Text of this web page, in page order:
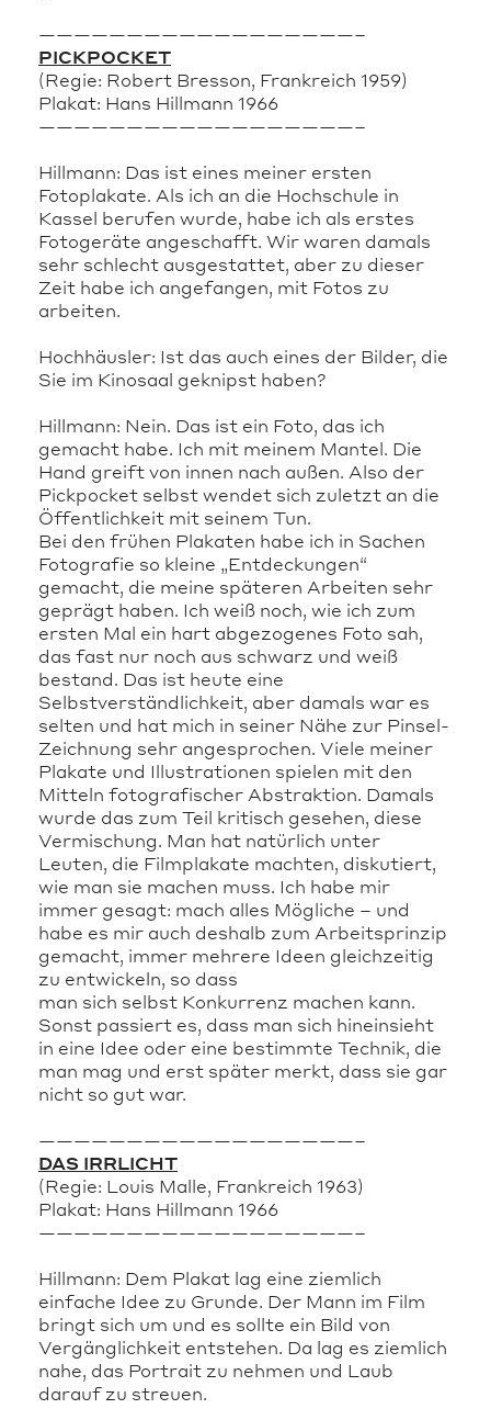
——————————————————–
PICKPOCKET
(Regie: Robert Bresson, Frankreich 1959)
Plakat: Hans Hillmann 1966
——————————————————–
Hillmann: Das ist eines meiner ersten
Fotoplakate. Als ich an die Hochschule in
Kassel berufen wurde, habe ich als erstes
Fotogeräte angeschafft. Wir waren damals
sehr schlecht ausgestattet, aber zu dieser
Zeit habe ich angefangen, mit Fotos zu
arbeiten.
Hochhäusler: Ist das auch eines der Bilder, die
Sie im Kinosaal geknipst haben?
Hillmann: Nein. Das ist ein Foto, das ich
gemacht habe. Ich mit meinem Mantel. Die
Hand greift von innen nach außen. Also der
Pickpocket selbst wendet sich zuletzt an die
Öffentlichkeit mit seinem Tun.
Bei den frühen Plakaten habe ich in Sachen
Fotografie so kleine „Entdeckungen“
gemacht, die meine späteren Arbeiten sehr
geprägt haben. Ich weiß noch, wie ich zum
ersten Mal ein hart abgezogenes Foto sah,
das fast nur noch aus schwarz und weiß
bestand. Das ist heute eine
Selbstverständlichkeit, aber damals war es
selten und hat mich in seiner Nähe zur Pinsel-
Zeichnung sehr angesprochen. Viele meiner
Plakate und Illustrationen spielen mit den
Mitteln fotografischer Abstraktion. Damals
wurde das zum Teil kritisch gesehen, diese
Vermischung. Man hat natürlich unter
Leuten, die Filmplakate machten, diskutiert,
wie man sie machen muss. Ich habe mir
immer gesagt: mach alles Mögliche – und
habe es mir auch deshalb zum Arbeitsprinzip
gemacht, immer mehrere Ideen gleichzeitig
zu entwickeln, so dass
man sich selbst Konkurrenz machen kann.
Sonst passiert es, dass man sich hineinsieht
in eine Idee oder eine bestimmte Technik, die
man mag und erst später merkt, dass sie gar
nicht so gut war.
——————————————————–
DAS IRRLICHT
(Regie: Louis Malle, Frankreich 1963)
Plakat: Hans Hillmann 1966
——————————————————–
Hillmann: Dem Plakat lag eine ziemlich
einfache Idee zu Grunde. Der Mann im Film
bringt sich um und es sollte ein Bild von
Vergänglichkeit entstehen. Da lag es ziemlich
nahe, das Portrait zu nehmen und Laub
darauf zu streuen.